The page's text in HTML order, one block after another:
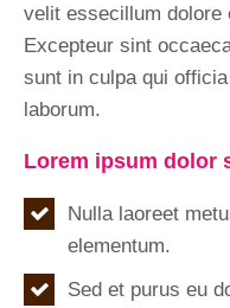
velit essecillum dolore
Excepteur sint
sunt in culpa qui
laborum.
Lorem ipsum dolor
Nulla laoreet
elementum.
Sed et purus eu